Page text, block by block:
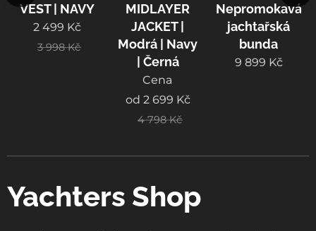
VEST | NAVY
2 499 Kč
3 998Kč
MIDLAYER
JACKET |
Modrá | Navy
| Černá
Cena
od 2 699 Kč
4 798Kč
Nepromokavá
jachtařská
bunda
9 899 Kč
Yachters Shop